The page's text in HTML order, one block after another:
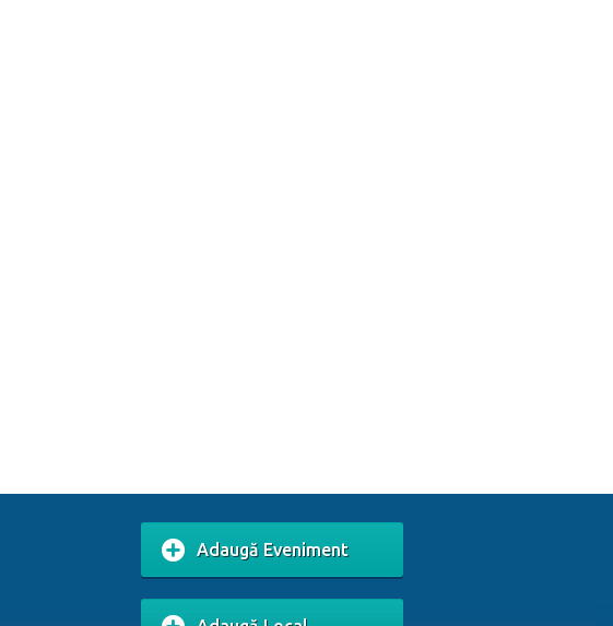
Adaugă Eveniment